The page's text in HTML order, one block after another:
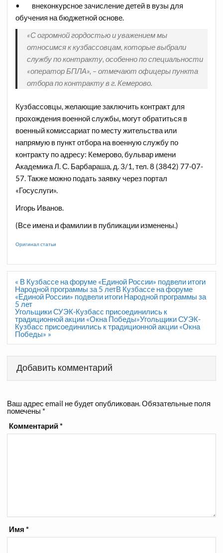
• внеконкурсное зачисление детей в вузы для
обучения на бюджетной основе.
«С огромной гордостью и уважением мы
относимся к кузбассовцам, которые выбрали
службу по контракту, особенно по специальности
«оператор БПЛА», – отмечают офицеры пункта
отбора по контракту в г. Кемерово.
Кузбассовцы, желающие заключить контракт для
прохождения военной службы, могут обратиться в
военный комиссариат по месту жительства или
напрямую в пункт отбора на военную службу по
контракту по адресу: Кемерово, бульвар имени
Академика Л. С. Барбараша, д. 3/1, тел. 8 (3842) 77-07-
57. Также можно подать заявку через портал
«Госуслуги».
Игорь Иванов.
(Все имена и фамилии в публикации изменены.)
Оригинал статьи
Навигация
по
записям
« В Кузбассе на форуме «Единой России» подвели итоги
Народной программы за 5 летВ Кузбассе на форуме
«Единой России» подвели итоги Народной программы за
5 лет
Угольщики СУЭК-Кузбасс присоединились к
традиционной акции «Окна Победы»Угольщики СУЭК-
Кузбасс присоединились к традиционной акции «Окна
Победы» »
Добавить комментарий
Ваш адрес email не будет опубликован.Обязательные поля
помечены *
Комментарий*
Имя*